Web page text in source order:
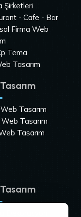
Şirketleri
- Cafe - Bar
Firma Web
Tema
Tasarım
Tasarım
Web Tasarım
Tasarım